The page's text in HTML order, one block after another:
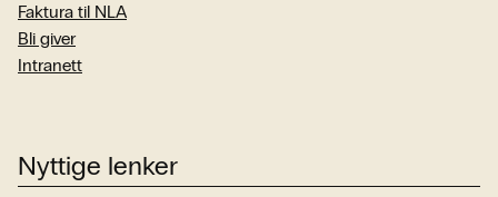
Faktura til NLA
Bli giver
Intranett
Nyttige lenker